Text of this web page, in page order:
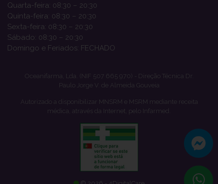
Quarta-feira: 08:30 – 20:30
Quinta-feira: 08:30 – 20:30
Sexta-feira: 08:30 – 20:30
Sábado: 08:30 – 20:30
Domingo e Feriados: FECHADO
Oceanifarma, Lda. (NIF 507 665 970) - Direção Técnica Dr.
Paulo Jorge V. de Almeida Gouveia
Autorizado a disponibilizar MNSRM e MSRM mediante receita
médica, através da Internet, pelo Infarmed.